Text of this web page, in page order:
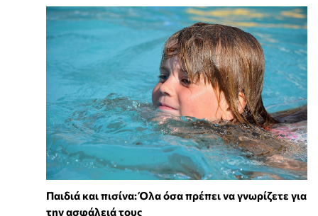
Παιδιά και πισίνα: Όλα όσα πρέπει να γνωρίζετε για
την ασφάλειά τους